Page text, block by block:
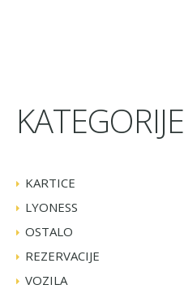
KATEGORIJE
KARTICE
LYONESS
OSTALO
REZERVACIJE
VOZILA